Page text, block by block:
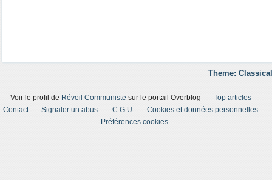
Theme:
Voir le profil de Réveil Communiste sur le portail Overblog
Top articles
Contact
Signaler un abus C.G.U.
Cookies et données personnelles
Préférences cookies